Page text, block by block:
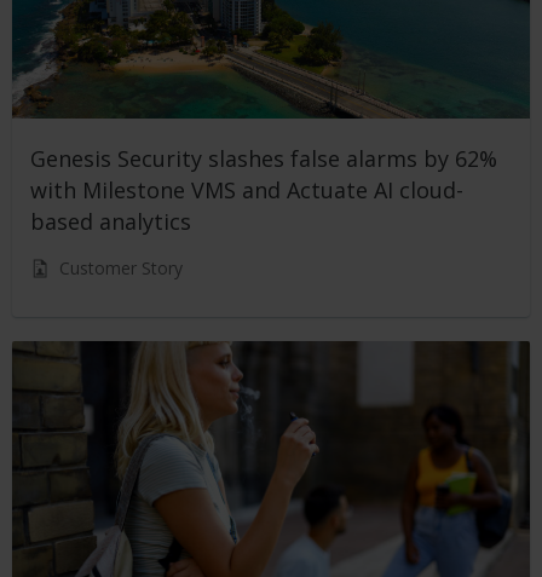
Genesis Security slashes false alarms by 62%
with Milestone VMS and Actuate AI cloud-
based analytics
Customer Story